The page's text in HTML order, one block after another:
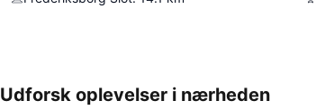
Udforsk oplevelser i nærheden